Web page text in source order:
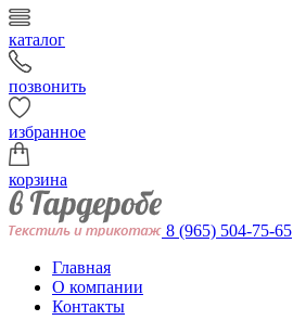
каталог
позвонить
избранное
корзина
8 (965) 504-75-65
Главная
О компании
Контакты